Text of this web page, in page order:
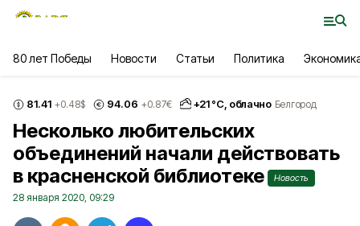
80 лет Победы Новости Статьи Политика
81.41 +0.48$ 94.06 +0.87€ +21°С, облачно Белгород
Несколько любительских
объединений начали действовать
в красненской библиотеке
Новость
28 января 2020, 09:29